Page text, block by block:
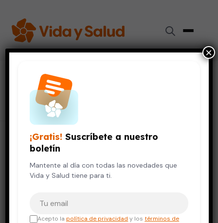
edulcorantes
6 artículos
¡Gratis! Suscríbete a nuestro
boletín
Mantente al día con todas las novedades que
Vida y Salud tiene para ti.
Acepto lapolítica de privacidad y lostérminos de
×